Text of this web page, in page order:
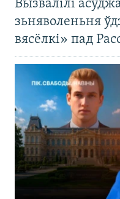
Вызвалілі
зьняволеньня
вясёлкі» пад